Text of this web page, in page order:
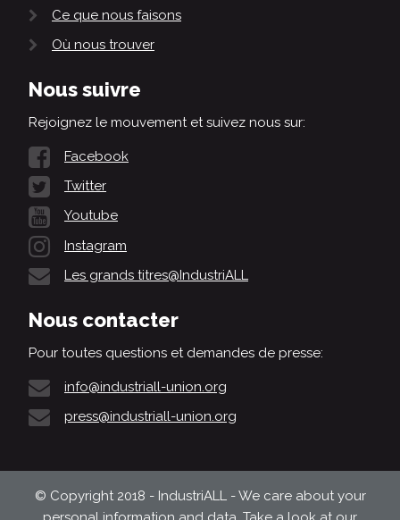
Ce que nous faisons
Où nous trouver
Nous suivre
Rejoignez le mouvement et suivez nous sur:
Facebook
Twitter
Youtube
Instagram
Les grands titres@IndustriALL
Nous contacter
Pour toutes questions et demandes de presse:
info@industriall-union.org
press@industriall-union.org
© Copyright 2018 - IndustriALL - We care about your